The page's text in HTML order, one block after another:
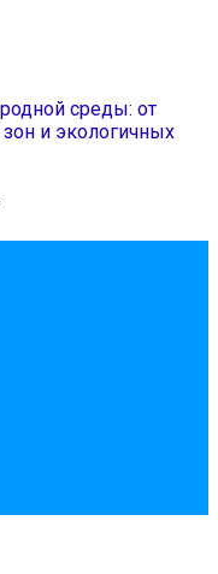
среды: от
и экологичных